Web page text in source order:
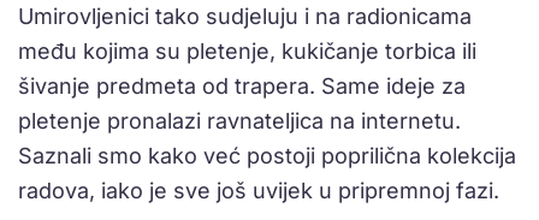
Umirovljenici tako sudjeluju i na radionicama
među kojima su pletenje, kukičanje torbica ili
šivanje predmeta od trapera. Same ideje za
pletenje pronalazi ravnateljica na internetu.
Saznali smo kako već postoji poprilična kolekcija
radova, iako je sve još uvijek u pripremnoj fazi.